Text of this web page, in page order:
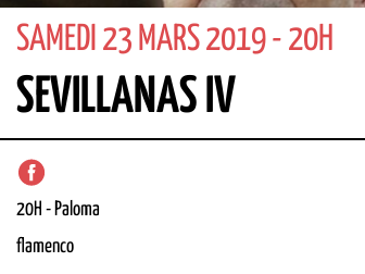
SAMEDI 23 MARS 2019 - 20H
SEVILLANAS IV
20H - Paloma
flamenco